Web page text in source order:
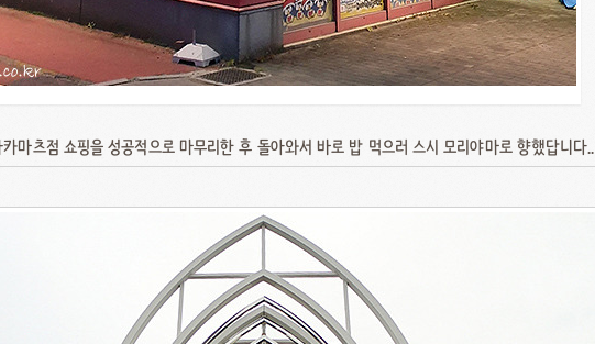
마츠점 쇼핑을 성공적으로 마무리한 후 돌아와서 바로 밥 먹으러 스시 모리야마로 향했답니다..